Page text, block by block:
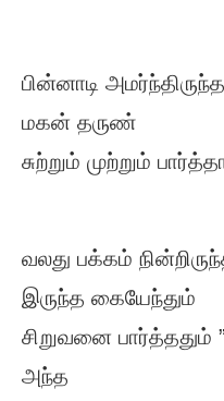
பின்னாடி
மகன் தருண்
சுற்றும் முற்றும்
வலது பக்கம்
இருந்த கையேந்தும்
சிறுவனை பார்த்ததும்
அந்த